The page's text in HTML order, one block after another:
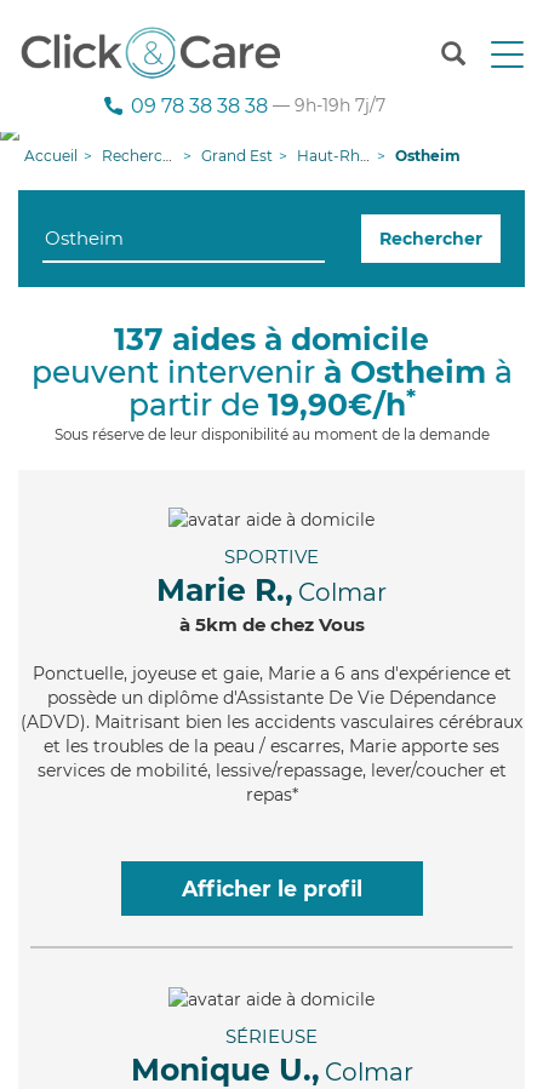
T
n
g
i
09 78 38 38 38 — 9h-19h 7j/7
Accueil Recherche aide à domicile Grand Est Haut-Rhin Ostheim
Rechercher
137 aides à domicile
peuvent intervenir à Ostheim à
partir de 19,90€/h*
Sous réserve de leur disponibilité au moment de la demande
SPORTIVE
Marie R., Colmar
à 5km de chez Vous
Ponctuelle, joyeuse et gaie, Marie a 6 ans d'expérience et
possède un diplôme d'Assistante De Vie Dépendance
(ADVD). Maitrisant bien les accidents vasculaires cérébraux
et les troubles de la peau / escarres, Marie apporte ses
services de mobilité, lessive/repassage, lever/coucher et
repas*
Afficher le profil
SÉRIEUSE
Monique U., Colmar